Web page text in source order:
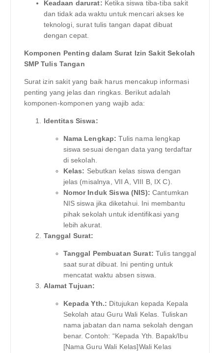
Keadaan darurat: Ketika siswa tiba-tiba sakit
dan tidak ada waktu untuk mencari akses ke
teknologi, surat tulis tangan dapat dibuat
dengan cepat.
Komponen Penting dalam Surat Izin Sakit Sekolah
SMP Tulis Tangan
Surat izin sakit yang baik harus mencakup informasi
penting yang jelas dan ringkas. Berikut adalah
komponen-komponen yang wajib ada:
Identitas Siswa:
Nama Lengkap: Tulis nama lengkap
siswa sesuai dengan data yang terdaftar
di sekolah.
Kelas: Sebutkan kelas siswa dengan
jelas (misalnya, VII A, VIII B, IX C).
Nomor Induk Siswa (NIS): Cantumkan
NIS siswa jika diketahui. Ini membantu
pihak sekolah untuk identifikasi yang
lebih akurat.
Tanggal Surat:
Tanggal Pembuatan Surat: Tulis tanggal
saat surat dibuat. Ini penting untuk
mencatat waktu absen siswa.
Alamat Tujuan:
Kepada Yth.: Ditujukan kepada Kepala
Sekolah atau Guru Wali Kelas. Tuliskan
nama jabatan dan nama sekolah dengan
benar. Contoh: “Kepada Yth. Bapak/Ibu
[Nama Guru Wali Kelas]Wali Kelas